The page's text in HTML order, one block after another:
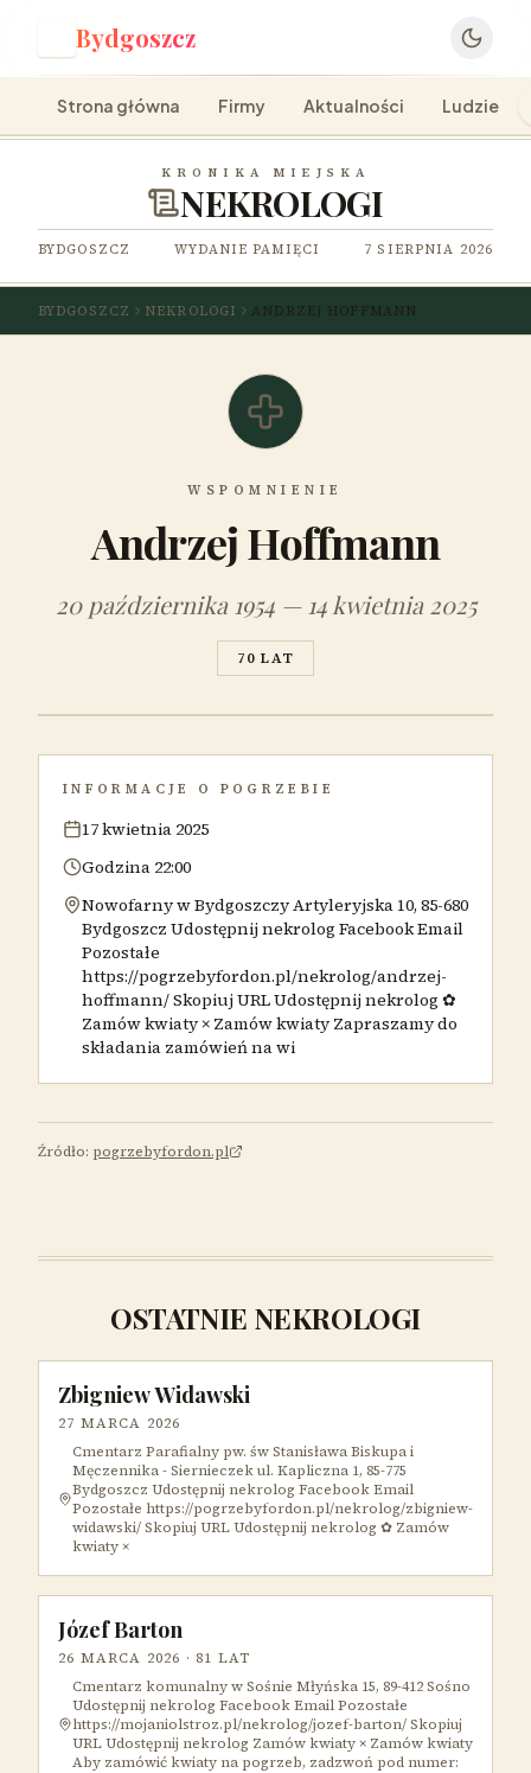
Bydgoszcz
Strona główna Firmy Aktualności Ludzie
KRONIKA MIEJSKA
NEKROLOGI
BYDGOSZCZ WYDANIE PAMIĘCI 7 SIERPNIA 2026
BYDGOSZCZ NEKROLOGI ANDRZEJ HOFFMANN
WSPOMNIENIE
Andrzej Hoffmann
20 października 1954 — 14 kwietnia 2025
70 LAT
INFORMACJE O POGRZEBIE
17 kwietnia 2025
Godzina 22:00
Nowofarny w Bydgoszczy Artyleryjska 10, 85-680
Bydgoszcz Udostępnij nekrolog Facebook Email
Pozostałe
https://pogrzebyfordon.pl/nekrolog/andrzej-
hoffmann/ Skopiuj URL Udostępnij nekrolog ✿
Zamów kwiaty × Zamów kwiaty Zapraszamy do
składania zamówień na wi
Źródło: pogrzebyfordon.pl
OSTATNIE NEKROLOGI
Zbigniew Widawski
27 MARCA 2026
Cmentarz Parafialny pw. św Stanisława Biskupa i
Męczennika - Siernieczek ul. Kapliczna 1, 85-775
Bydgoszcz Udostępnij nekrolog Facebook Email
Pozostałe https://pogrzebyfordon.pl/nekrolog/zbigniew-
widawski/ Skopiuj URL Udostępnij nekrolog ✿ Zamów
kwiaty ×
Józef Barton
26 MARCA 2026 · 81 LAT
Cmentarz komunalny w Sośnie Młyńska 15, 89-412 Sośno
Udostępnij nekrolog Facebook Email Pozostałe
https://mojaniolstroz.pl/nekrolog/jozef-barton/ Skopiuj
URL Udostępnij nekrolog Zamów kwiaty × Zamów kwiaty
Aby zamówić kwiaty na pogrzeb, zadzwoń pod numer: